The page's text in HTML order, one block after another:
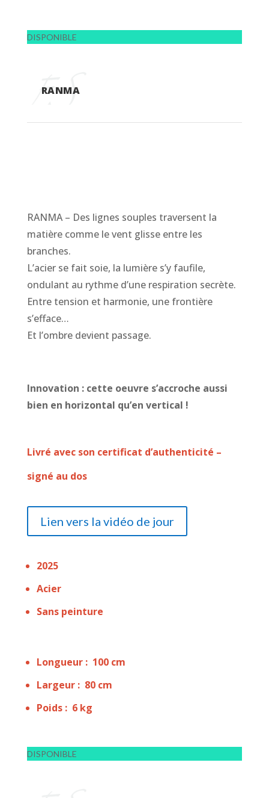
DISPONIBLE
RANMA
RANMA – Des lignes souples traversent la
matière comme le vent glisse entre les
branches.
L’acier se fait soie, la lumière s’y faufile,
ondulant au rythme d’une respiration secrète.
Entre tension et harmonie, une frontière
s’efface…
Et l’ombre devient passage.
Innovation : cette oeuvre s’accroche aussi
bien en horizontal qu’en vertical !
Livré avec son certificat d’authenticité –
signé au dos
Lien vers la vidéo de jour
2025
Acier
Sans peinture
Longueur : 100 cm
Largeur : 80 cm
Poids : 6 kg
DISPONIBLE